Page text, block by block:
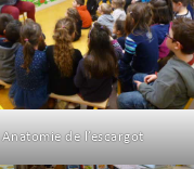
Anatomie de l’escargot